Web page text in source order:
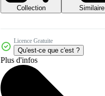
Collection
Similaire
Licence Gratuite
Qu'est-ce que c'est ?
Plus d'infos